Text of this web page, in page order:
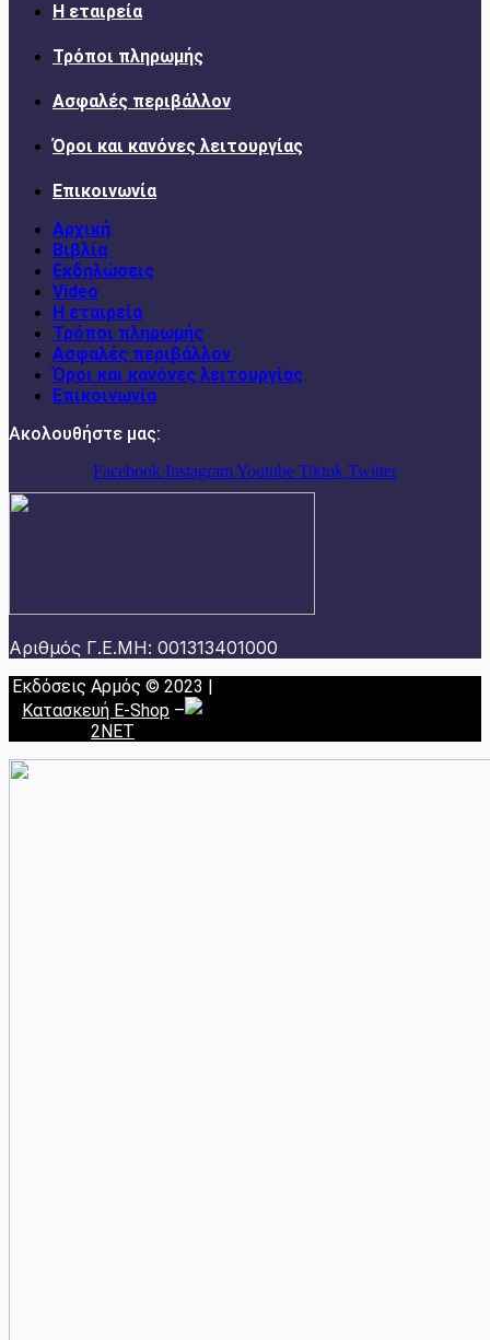
Η εταιρεία
Τρόποι πληρωμής
Ασφαλές περιβάλλον
Όροι και κανόνες λειτουργίας
Επικοινωνία
Αρχική
Βιβλία
Εκδηλώσεις
Video
Η εταιρεία
Τρόποι πληρωμής
Ασφαλές περιβάλλον
Όροι και κανόνες λειτουργίας
Επικοινωνία
Ακολουθήστε μας:
Facebook InstagramYoutube Tiktok Twitter
Αριθμός Γ.Ε.ΜΗ: 001313401000
Εκδόσεις Αρμός © 2023 |
Κατασκευή E-Shop –
2NET